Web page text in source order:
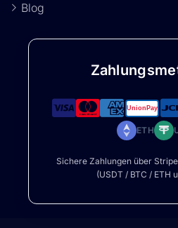
Blog
ETH
Sichere Zahlungen über
(USDT / BTC / ETH